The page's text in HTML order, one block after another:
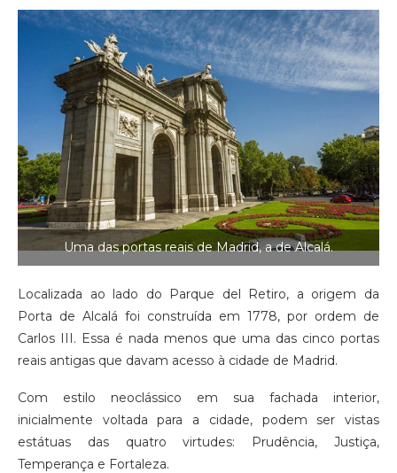
Uma das portas reais de Madrid, a de Alcalá.
Localizada ao lado do Parque del Retiro, a origem da
Porta de Alcalá foi construída em 1778, por ordem de
Carlos III. Essa é nada menos que uma das cinco portas
reais antigas que davam acesso à cidade de Madrid.
Com estilo neoclássico em sua fachada interior,
inicialmente voltada para a cidade, podem ser vistas
estátuas das quatro virtudes: Prudência, Justiça,
Temperança e Fortaleza.